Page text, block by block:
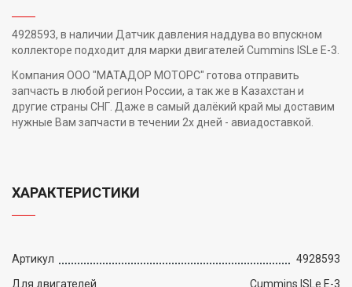
4928593, в наличии Датчик давления наддува во впускном
коллекторе подходит для марки двигателей Cummins ISLe E-3.
Компания ООО "МАТАДОР МОТОРС" готова отправить
запчасть в любой регион России, а так же в Казахстан и
другие страны СНГ. Даже в самый далёкий край мы доставим
нужные Вам запчасти в течении 2х дней - авиадоставкой.
ХАРАКТЕРИСТИКИ
Артикул
4928593
Для двигателей
Cummins ISLe E-3